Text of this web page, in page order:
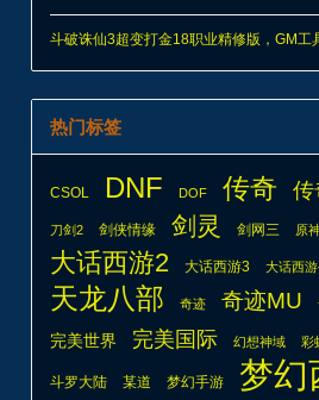
斗破诛仙3超变打金18职业精修版，GM工
热门标签
CSOL DNF DOF 传奇 传
刀剑2 剑侠情缘 剑灵 剑网三 原
大话西游2 大话西游3 大话西
天龙八部 奇迹 奇迹MU
完美世界 完美国际 幻想神域 彩
斗罗大陆 某道 梦幻手游 梦幻